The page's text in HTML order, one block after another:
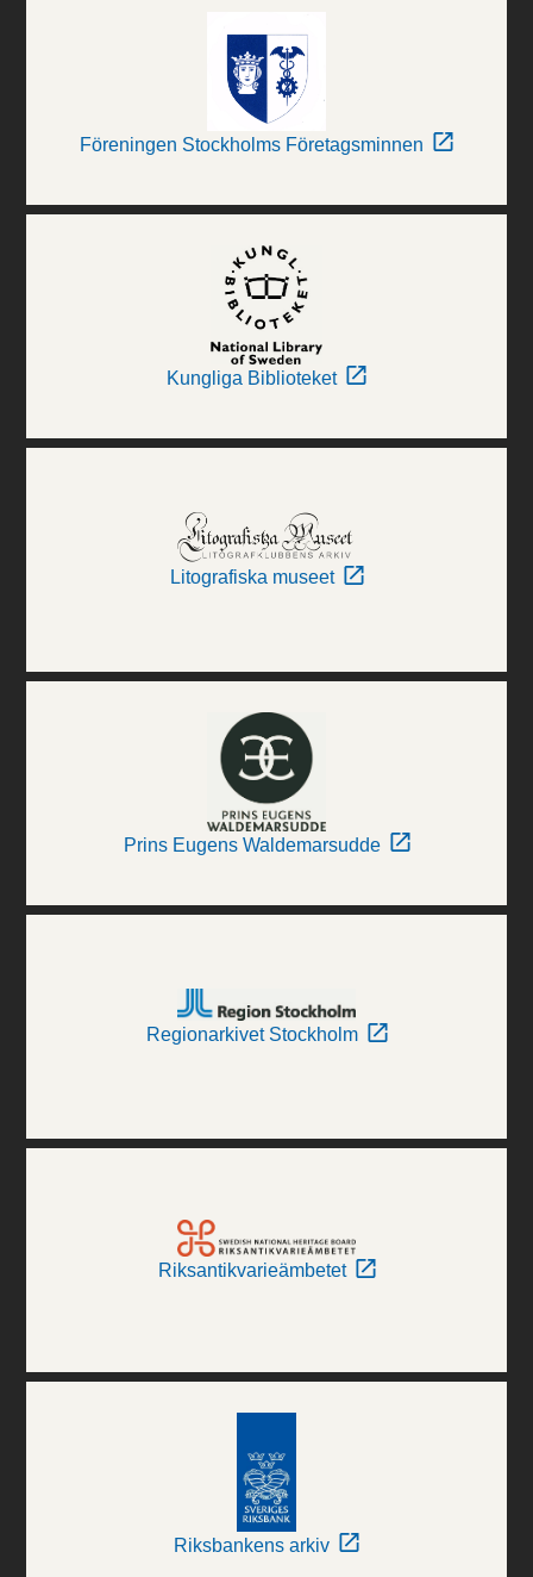
Föreningen Stockholms Företagsminnen
Kungliga Biblioteket
Litografiska museet
Prins Eugens Waldemarsudde
Regionarkivet Stockholm
Riksantikvarieämbetet
Riksbankens arkiv